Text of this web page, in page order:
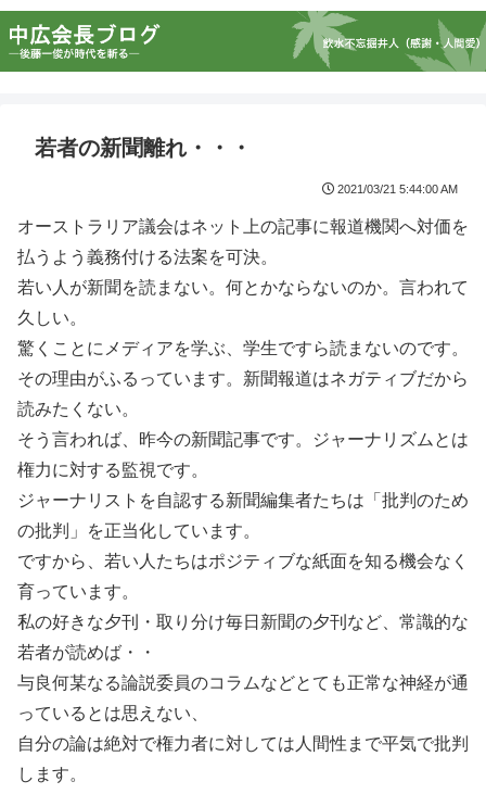
若者の新聞離れ・・・
2021/03/21 5:44:00 AM
オーストラリア議会はネット上の記事に報道機関へ対価を
払うよう義務付ける法案を可決。
若い人が新聞を読まない。何とかならないのか。言われて
久しい。
驚くことにメディアを学ぶ、学生ですら読まないのです。
その理由がふるっています。新聞報道はネガティブだから
読みたくない。
そう言われば、昨今の新聞記事です。ジャーナリズムとは
権力に対する監視です。
ジャーナリストを自認する新聞編集者たちは「批判のため
の批判」を正当化しています。
ですから、若い人たちはポジティブな紙面を知る機会なく
育っています。
私の好きな夕刊・取り分け毎日新聞の夕刊など、常識的な
若者が読めば・・
与良何某なる論説委員のコラムなどとても正常な神経が通
っているとは思えない、
自分の論は絶対で権力者に対しては人間性まで平気で批判
します。